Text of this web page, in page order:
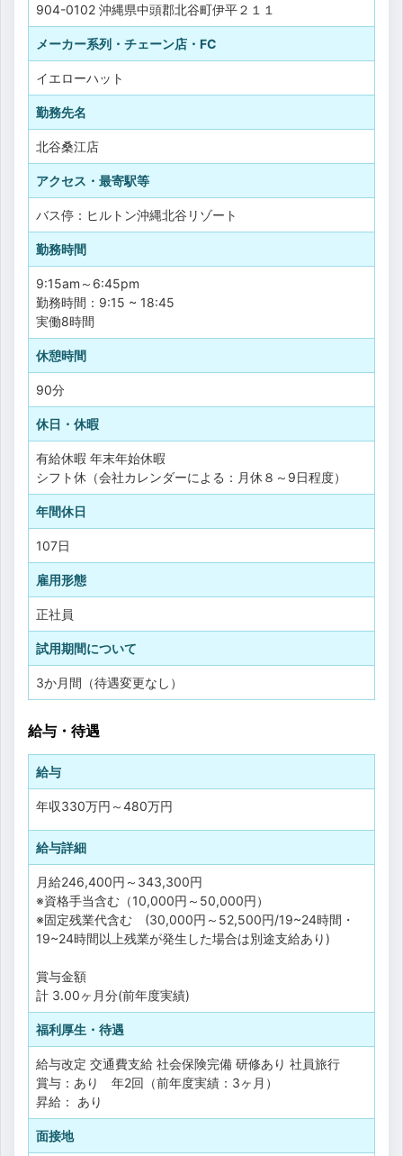
904-0102 沖縄県中頭郡北谷町伊平２１１
メーカー系列・チェーン店・FC
イエローハット
勤務先名
北谷桑江店
アクセス・最寄駅等
バス停：ヒルトン沖縄北谷リゾート
勤務時間
9:15am～6:45pm
勤務時間：9:15 ~ 18:45
実働8時間
休憩時間
90分
休日・休暇
有給休暇 年末年始休暇
シフト休（会社カレンダーによる：月休８～9日程度）
年間休日
107日
雇用形態
正社員
試用期間について
3か月間（待遇変更なし）
給与・待遇
給与
年収330万円 ～480万円
給与詳細
月給246,400円～343,300円
※資格手当含む（10,000円～50,000円）
※固定残業代含む (30,000円～52,500円/19~24時間・
19~24時間以上残業が発生した場合は別途支給あり)
賞与金額
計 3.00ヶ月分(前年度実績)
福利厚生・待遇
給与改定 交通費支給 社会保険完備 研修あり 社員旅行
賞与：あり 年2回（前年度実績：3ヶ月）
昇給： あり
面接地